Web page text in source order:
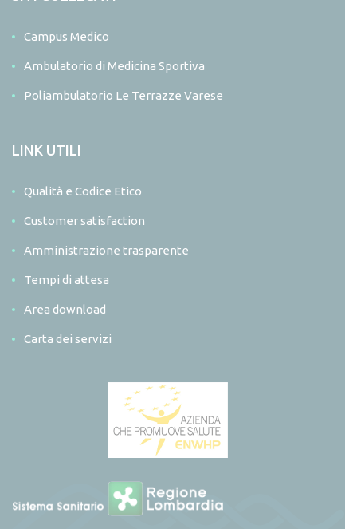
Campus Medico
Ambulatorio di Medicina Sportiva
Poliambulatorio Le Terrazze Varese
LINK UTILI
Qualità e Codice Etico
Customer satisfaction
Amministrazione trasparente
Tempi di attesa
Area download
Carta dei servizi